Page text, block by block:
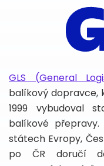
GLS (General
balíkový dopravce,
1999 vybudoval
balíkové
státech Evropy,
po ČR doručí